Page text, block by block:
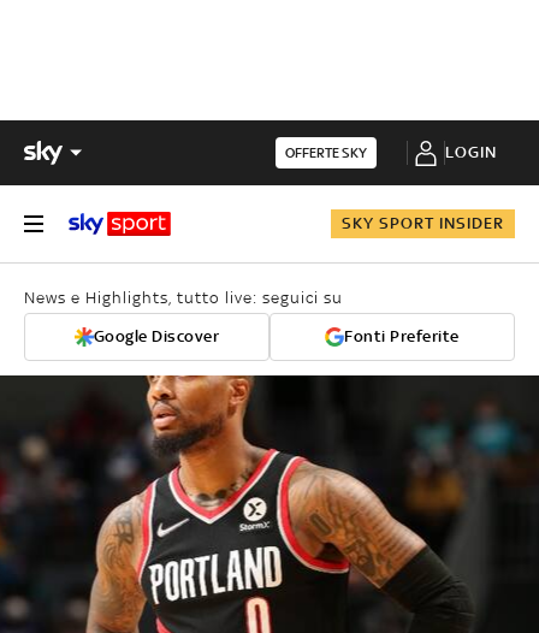
OFFERTE SKY LOGIN
SKY SPORT INSIDER
News e Highlights, tutto live: seguici su
Google Discover Fonti Preferite